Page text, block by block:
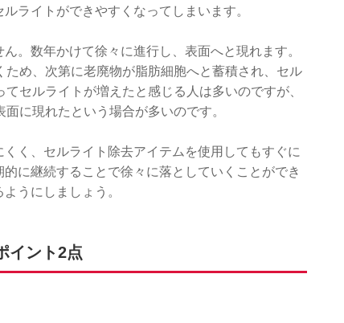
ライトができやすくなってしまいます。
。数年かけて徐々に進行し、表面へと現れます。
め、次第に老廃物が脂肪細胞へと蓄積され、セル
セルライトが増えたと感じる人は多いのですが、
に現れたという場合が多いのです。
く、セルライト除去アイテムを使用してもすぐに
に継続することで徐々に落としていくことができ
うにしましょう。
イント2点